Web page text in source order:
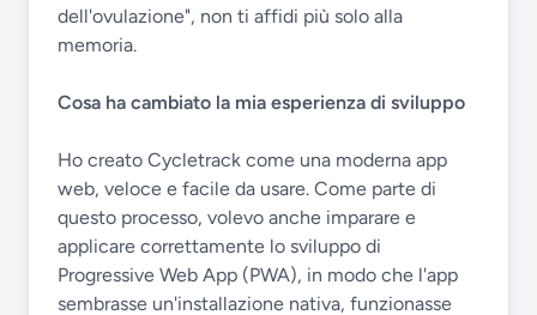
dell'ovulazione", non ti affidi più solo alla
memoria.
Cosa ha cambiato la mia esperienza di sviluppo
Ho creato Cycletrack come una moderna app
web, veloce e facile da usare. Come parte di
questo processo, volevo anche imparare e
applicare correttamente lo sviluppo di
Progressive Web App (PWA), in modo che l'app
sembrasse un'installazione nativa, funzionasse